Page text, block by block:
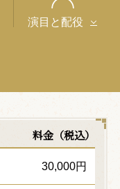
演目と配役
料金（税込）
30,000円